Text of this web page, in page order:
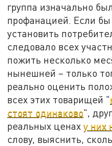
группа изначально
профанацией. Если бы
установить
следовало всех
пожить несколько
нынешней – только
реально оценить
всех этих товарищей "
стоят одинаково",
реальных ценаху них
слову, выяснить,